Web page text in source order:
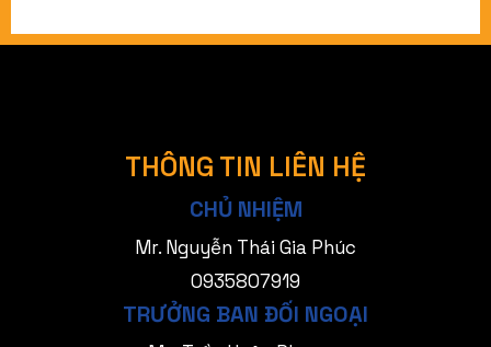
THÔNG TIN LIÊN HỆ
CHỦ NHIỆM
Mr. Nguyễn Thái Gia Phúc
0935807919
TRƯỞNG BAN ĐỐI NGOẠI